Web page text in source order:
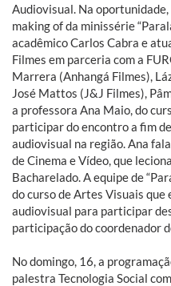
Audiovisual. Na
making of da minissérie
acadêmico Carlos Cabra e
Filmes em parceria com a
Marrera (Anhangá Filmes),
José Mattos (J&J Filmes),
a professora Ana Maio, do
participar do encontro a fim
audiovisual na região. Ana
de Cinema e Vídeo, que
Bacharelado. A equipe de
do curso de Artes Visuais
audiovisual para participar
participação do coordenador
No domingo, 16, a
palestra Tecnologia Social